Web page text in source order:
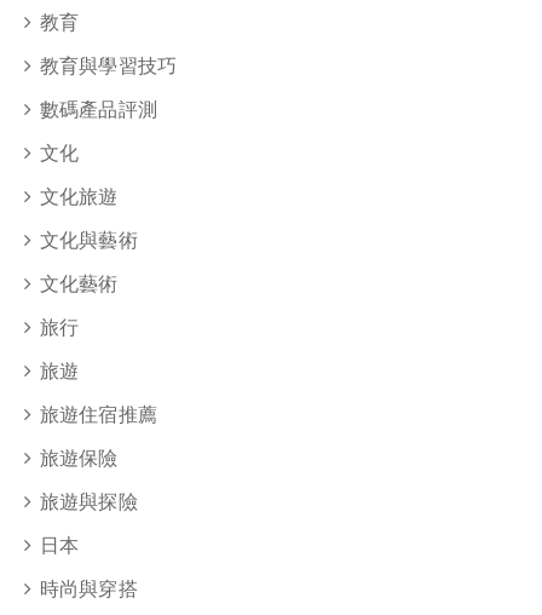
教育
教育與學習技巧
數碼產品評測
文化
文化旅遊
文化與藝術
文化藝術
旅行
旅遊
旅遊住宿推薦
旅遊保險
旅遊與探險
日本
時尚與穿搭